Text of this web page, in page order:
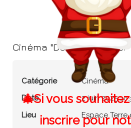
🎄Si vous
inscrire pour
Cinéma "De mauvaise foi"
Catégorie
Cinéma
Date
2 juin 2025
Lieu Espace Terre